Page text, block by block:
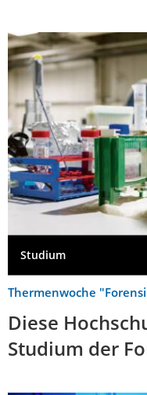
Studium
Thermenwoche
Diese
Studium der